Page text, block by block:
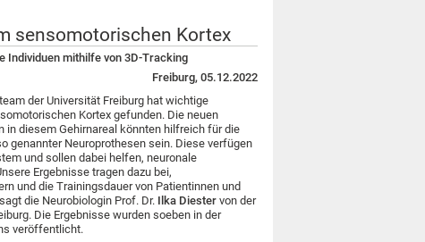
sensomotorischen Kortex
Individuen mithilfe von 3D-Tracking
Freiburg, 05.12.2022
der Universität Freiburg hat wichtige
Kortex gefunden. Die neuen
in diesem Gehirnareal könnten hilfreich für die
genannter Neuroprothesen sein. Diese verfügen
und sollen dabei helfen, neuronale
Ergebnisse tragen dazu bei,
und die Trainingsdauer von Patientinnen und
die Neurobiologin Prof. Dr. Ilka Diester von der
Die Ergebnisse wurden soeben in der
veröffentlicht.